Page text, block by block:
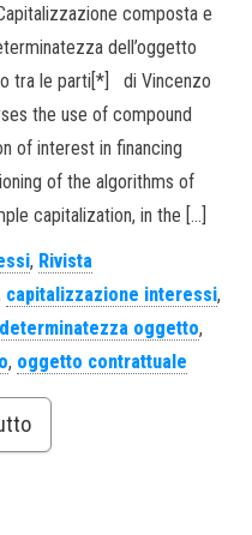
composta e
dell’oggetto
tra le parti[*] di Vincenzo
the use of compound
of interest in financing
of the algorithms of
capitalization, in the […]
, Rivista
capitalizzazione interessi,
oggetto,
, oggetto contrattuale